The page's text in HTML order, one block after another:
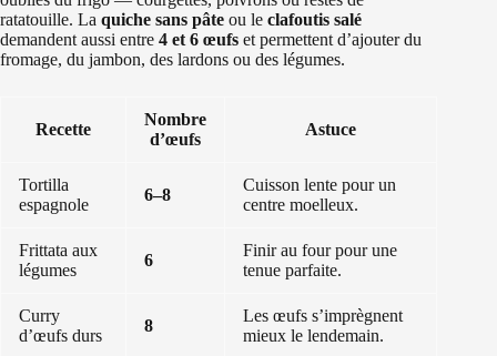
ratatouille. La quiche sans pâte ou le clafoutis salé
demandent aussi entre 4 et 6 œufs et permettent d’ajouter du
fromage, du jambon, des lardons ou des légumes.
Recette
Nombre
d’œufs
Astuce
Tortilla
espagnole
6–8
Cuisson lente pour un
centre moelleux.
Frittata aux
légumes
6
Finir au four pour une
tenue parfaite.
Curry
d’œufs durs
8
Les œufs s’imprègnent
mieux le lendemain.